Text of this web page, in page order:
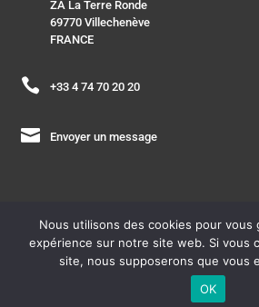
ZA La Terre Ronde
69770 Villechenève
FRANCE
 +33 4 74 70 20 20
 Envoyer un message
ESPACE PRO
| Copyright © 2021 –
Chênes –Plan du
Nous utilisons des cookies pour vous
expérience sur notre site web. Si vous
site, nous supposerons que vous
OK